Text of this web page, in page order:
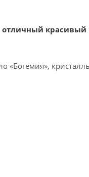
красивый
«Богемия»,